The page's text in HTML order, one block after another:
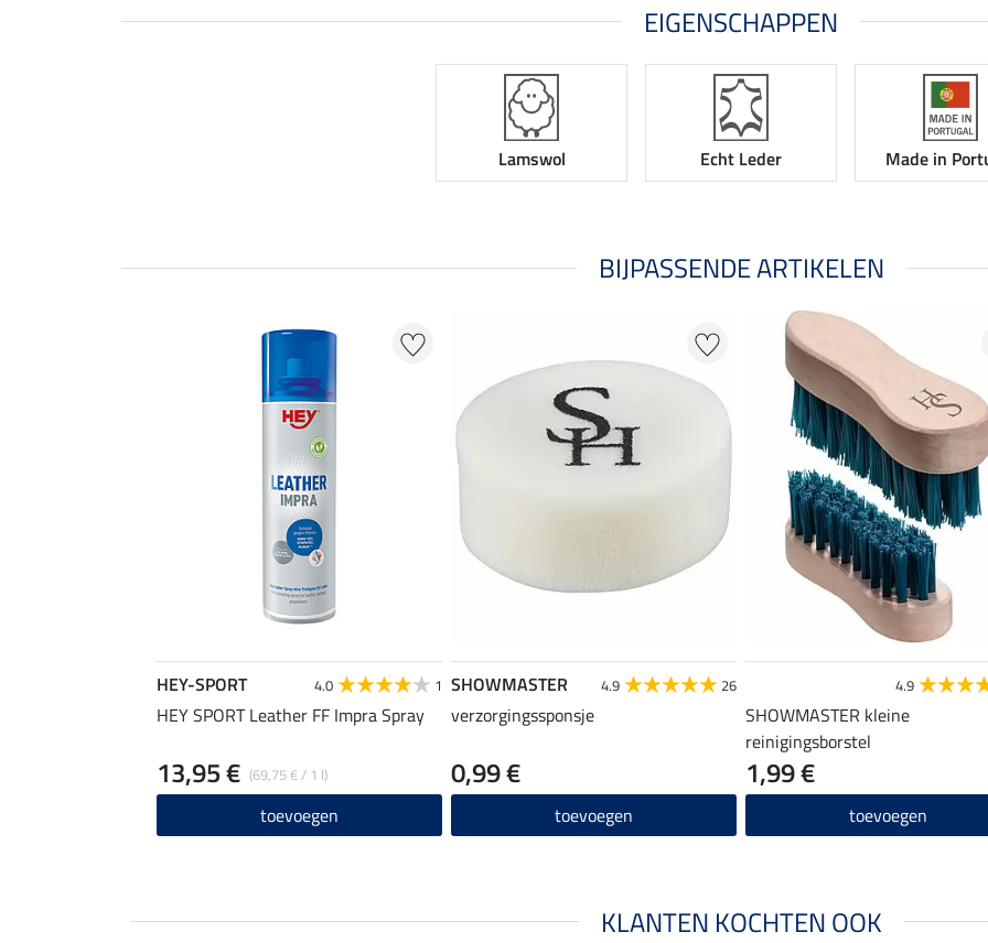
EIGENSCHAPPEN
Lamswol Echt Leder Made in
BIJPASSENDE ARTIKELEN
HEY-SPORT 4.0 1
HEY SPORT Leather FF Impra Spray
(69,75 € / 1 l)
13,95 €
toevoegen
SHOWMASTER 4.9 26
verzorgingssponsje
0,99 €
toevoegen
4.9
SHOWMASTER kleine
reinigingsborstel
1,99 €
toevoegen
KLANTEN KOCHTEN OOK